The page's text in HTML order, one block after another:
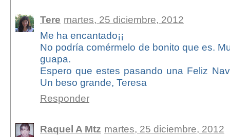
Tere martes, 25 diciembre, 2012
Me ha encantado¡¡
No podría comérmelo de bonito que es.
guapa.
Espero que estes pasando una Feliz
Un beso grande, Teresa
Responder
Raquel A Mtz martes, 25 diciembre, 2012